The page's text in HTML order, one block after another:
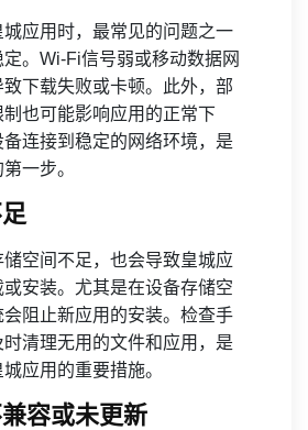
应用时，最常见的问题之一
。Wi-Fi信号弱或移动数据网
下载失败或卡顿。此外，部
也可能影响应用的正常下
连接到稳定的网络环境，是
一步。
空间不足，也会导致皇城应
安装。尤其是在设备存储空
阻止新应用的安装。检查手
清理无用的文件和应用，是
应用的重要措施。
容或未更新